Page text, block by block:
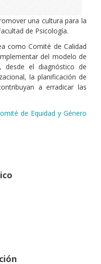
una cultura para la
de Psicología.
como Comité de Calidad
del modelo de
desde el diagnóstico de
la planificación de
a erradicar las
de Equidad y Género